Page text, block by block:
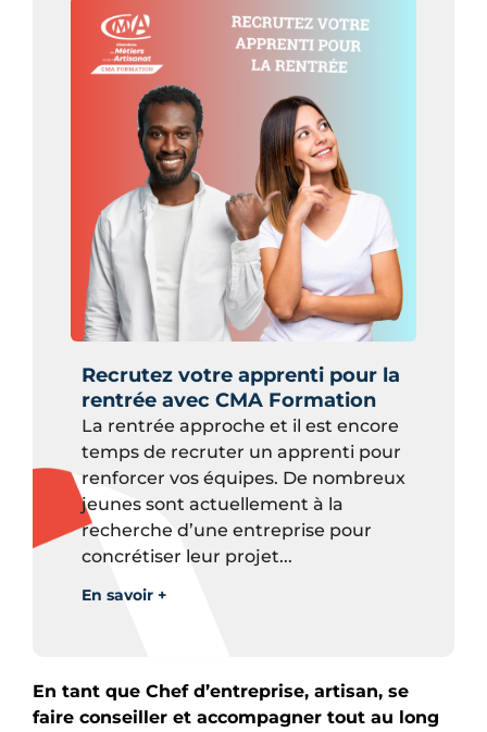
Recrutez votre apprenti pour la
rentrée avec CMA Formation
La rentrée approche et il est encore
temps de recruter un apprenti pour
renforcer vos équipes. De nombreux
jeunes sont actuellement à la
recherche d’une entreprise pour
concrétiser leur projet...
En savoir +
En tant que Chef d’entreprise, artisan, se
faire conseiller et accompagner tout au long